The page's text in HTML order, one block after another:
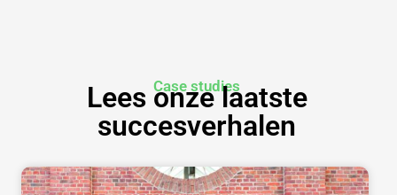
Case studies
Lees onze laatste
succesverhalen